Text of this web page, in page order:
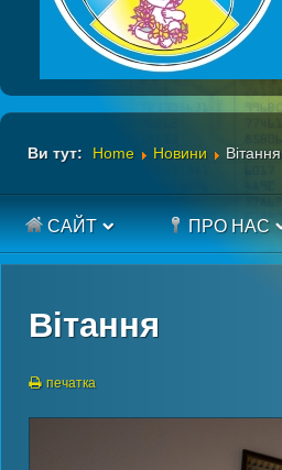
Ви тут: Home Новини Вітання
САЙТ ПРО НАС
Вітання
печатка